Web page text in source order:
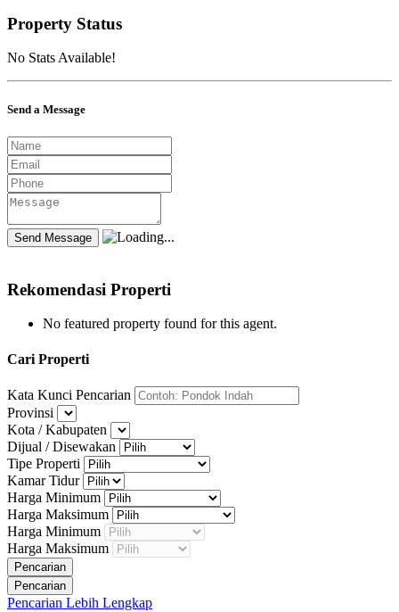
Property Status
No Stats Available!
Send a Message
Rekomendasi Properti
No featured property found for this agent.
Cari Properti
Kata Kunci Pencarian
Provinsi
Kota / Kabupaten
Dijual / Disewakan
Tipe Properti
Kamar Tidur
Harga Minimum
Harga Maksimum
Harga Minimum
Harga Maksimum
Pencarian Lebih Lengkap